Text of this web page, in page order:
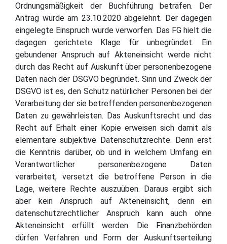
Ordnungsmäßigkeit der Buchführung beträfen. Der
Antrag wurde am 23.10.2020 abgelehnt. Der dagegen
eingelegte Einspruch wurde verworfen. Das FG hielt die
dagegen gerichtete Klage für unbegründet. Ein
gebundener Anspruch auf Akteneinsicht werde nicht
durch das Recht auf Auskunft über personenbezogene
Daten nach der DSGVO begründet. Sinn und Zweck der
DSGVO ist es, den Schutz natürlicher Personen bei der
Verarbeitung der sie betreffenden personenbezogenen
Daten zu gewährleisten. Das Auskunftsrecht und das
Recht auf Erhalt einer Kopie erweisen sich damit als
elementare subjektive Datenschutzrechte. Denn erst
die Kenntnis darüber, ob und in welchem Umfang ein
Verantwortlicher personenbezogene Daten
verarbeitet, versetzt die betroffene Person in die
Lage, weitere Rechte auszuüben. Daraus ergibt sich
aber kein Anspruch auf Akteneinsicht, denn ein
datenschutzrechtlicher Anspruch kann auch ohne
Akteneinsicht erfüllt werden. Die Finanzbehörden
dürfen Verfahren und Form der Auskunftserteilung